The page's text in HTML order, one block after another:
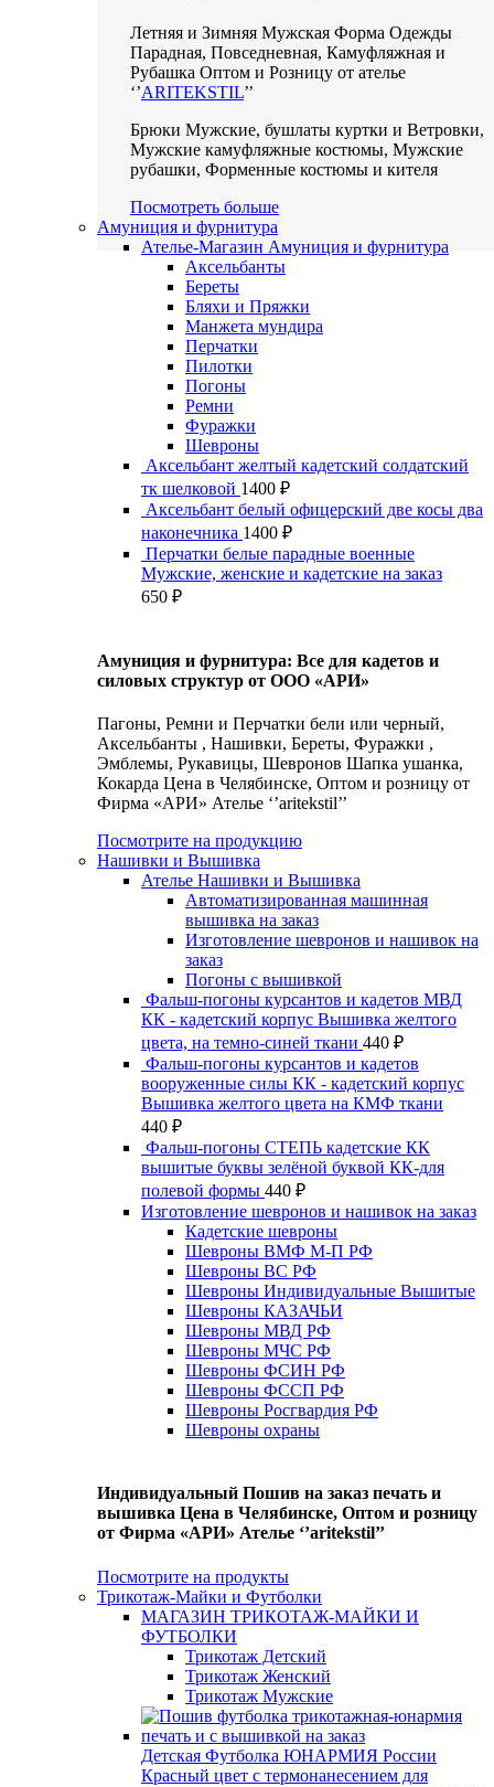
Летняя и Зимняя Мужская Форма Одежды
Парадная, Повседневная, Камуфляжная и
Рубашка Оптом и Розницу от ателье
‘’ARITEKSTIL’’
Брюки Мужские, бушлаты куртки и Ветровки,
Мужские камуфляжные костюмы, Мужские
рубашки, Форменные костюмы и кителя
Посмотреть больше
Амуниция и фурнитура
Ателье-Магазин Амуниция и фурнитура
Аксельбанты
Береты
Бляхи и Пряжки
Манжета мундира
Перчатки
Пилотки
Погоны
Ремни
Фуражки
Шевроны
Аксельбант желтый кадетский солдатский
тк шелковой 1400 ₽
Аксельбант белый офицерский две косы два
наконечника 1400 ₽
Перчатки белые парадные военные
Мужские, женские и кадетские на заказ
650 ₽
Амуниция и фурнитура: Все для кадетов и
силовых структур от ООО «АРИ»
Пагоны, Ремни и Перчатки бели или черный,
Аксельбанты , Нашивки, Береты, Фуражки ,
Эмблемы, Рукавицы, Шевронов Шапка ушанка,
Кокарда Цена в Челябинске, Оптом и розницу от
Фирма «АРИ» Ателье ‘’aritekstil’’
Посмотрите на продукцию
Нашивки и Вышивка
Ателье Нашивки и Вышивка
Автоматизированная машинная
вышивка на заказ
Изготовление шевронов и нашивок на
заказ
Погоны с вышивкой
Фальш-погоны курсантов и кадетов МВД
КК - кадетский корпус Вышивка желтого
цвета, на темно-синей ткани 440 ₽
Фальш-погоны курсантов и кадетов
вооруженные силы КК - кадетский корпус
Вышивка желтого цвета на КМФ ткани
440 ₽
Фальш-погоны СТЕПЬ кадетские КК
вышитые буквы зелёной буквой КК-для
полевой формы 440 ₽
Изготовление шевронов и нашивок на заказ
Кадетские шевроны
Шевроны ВМФ М-П РФ
Шевроны ВС РФ
Шевроны Индивидуальные Вышитые
Шевроны КАЗАЧЬИ
Шевроны МВД РФ
Шевроны МЧС РФ
Шевроны ФСИН РФ
Шевроны ФССП РФ
Шевроны Росгвардия РФ
Шевроны охраны
Индивидуальный Пошив на заказ печать и
вышивка Цена в Челябинске, Оптом и розницу
от Фирма «АРИ» Ателье ‘’aritekstil’’
Посмотрите на продукты
Трикотаж-Майки и Футболки
МАГАЗИН ТРИКОТАЖ-МАЙКИ И
ФУТБОЛКИ
Трикотаж Детский
Трикотаж Женский
Трикотаж Мужские
Детская Футболка ЮНАРМИЯ России
Красный цвет с термонанесением для